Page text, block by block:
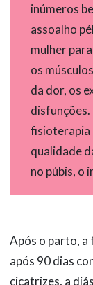
inúmeros
assoalho
mulher
os
da dor, os
disfunções.
fisioterapia
qualidade
no púbis, o
Após o parto, a
após 90 dias
cicatrizes, a